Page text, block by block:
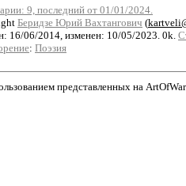
9, последний от 01/01/2024.
Беридзе Юрий Вахтангович (
16/06/2014, изменен: 10/05/2023. 0k.
: Поэзия
представленных на